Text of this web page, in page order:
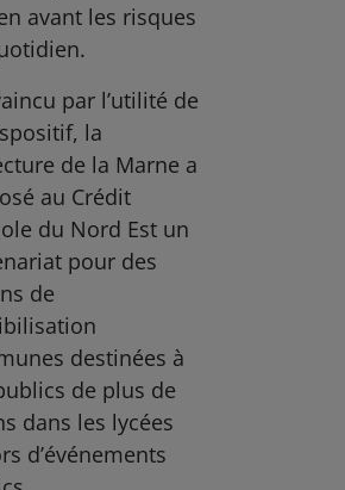
avant les risques
par l’utilité de
la
de la Marne a
au Crédit
du Nord Est un
pour des
de
destinées à
de plus de
dans les lycées
d’événements